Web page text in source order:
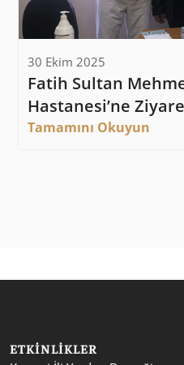
30 Ekim 2025
Fatih Sultan
Hastanesi’ne
Tamamını Okuyun
ETKINLIKLER